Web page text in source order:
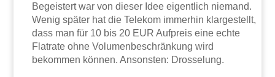
Begeistert war von dieser Idee eigentlich niemand.
Wenig später hat die Telekom immerhin klargestellt,
dass man für 10 bis 20 EUR Aufpreis eine echte
Flatrate ohne Volumenbeschränkung wird
bekommen können. Ansonsten: Drosselung.